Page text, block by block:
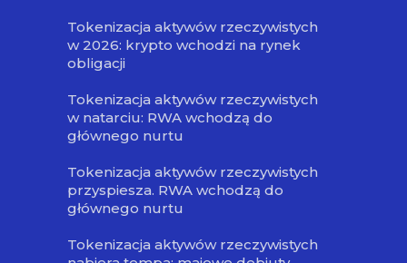
Tokenizacja aktywów rzeczywistych
w 2026: krypto wchodzi na rynek
obligacji
Tokenizacja aktywów rzeczywistych
w natarciu: RWA wchodzą do
głównego nurtu
Tokenizacja aktywów rzeczywistych
przyspiesza. RWA wchodzą do
głównego nurtu
Tokenizacja aktywów rzeczywistych